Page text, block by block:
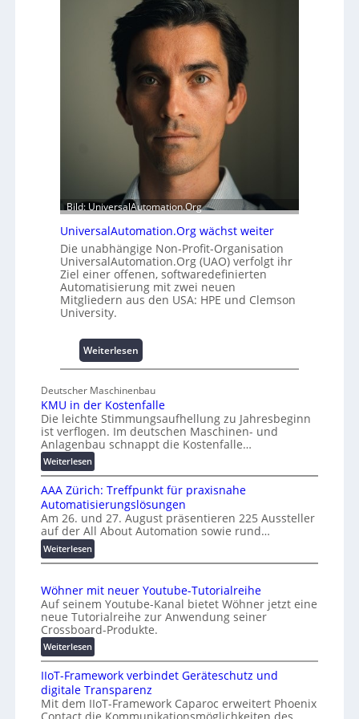
h
i
s
a
t
A
s
b
a
u
h
e
m
m
n
s
e
s
c
h
a
f
f
n
e
m
d
u
l
e
i
2
0
u
n
d
4
0
A
Bild: UniversalAutomation.Org
UniversalAutomation.Org wächst weiter
Die unabhängige Non-Profit-Organisation
UniversalAutomation.Org (UAO) verfolgt ihr
Ziel einer offenen, softwaredefinierten
Automatisierung mit zwei neuen
Mitgliedern aus den USA: HPE und Clemson
University.
Weiterlesen:
U
i
v
e
r
l
A
u
t
m
t
i
o
O
r
g
w
Deutscher Maschinenbau
KMU in der Kostenfalle
Die leichte Stimmungsaufhellung zu Jahresbeginn
ist verflogen. Im deutschen Maschinen- und
Anlagenbau schnappt die Kostenfalle…
Weiterlesen:
K
M
U
i
n
d
e
K
o
s
t
e
n
f
a
l
AAA Zürich: Treffpunkt für praxisnahe
Automatisierungslösungen
Am 26. und 27. August präsentieren 225 Aussteller
auf der All About Automation sowie rund…
Weiterlesen:
A
A
Z
ü
r
i
c
h
:
T
Wöhner mit neuer Youtube-Tutorialreihe
Auf seinem Youtube-Kanal bietet Wöhner jetzt eine
neue Tutorialreihe zur Anwendung seiner
Crossboard-Produkte.
Weiterlesen:
W
ö
h
n
IIoT-Framework verbindet Geräteschutz und
digitale Transparenz
Mit dem IIoT-Framework Caparoc erweitert Phoenix